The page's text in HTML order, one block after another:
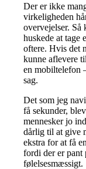
Der er ikke
virkeligheden
overvejelser. Så
huskede at tage
oftere. Hvis det
kunne aflevere
en mobiltelefon
sag.
Det som jeg
få sekunder,
mennesker jo
dårlig til at give
ekstra for at få
fordi der er pant
følelsesmæssigt.